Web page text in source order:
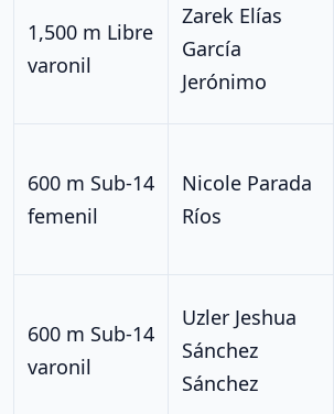
1,500 m Libre
varonil
Zarek Elías
García
Jerónimo
600 m Sub-14
femenil
Nicole Parada
Ríos
600 m Sub-14
varonil
Uzler Jeshua
Sánchez
Sánchez